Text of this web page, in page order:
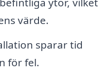
värde.
sparar tid
för fel.